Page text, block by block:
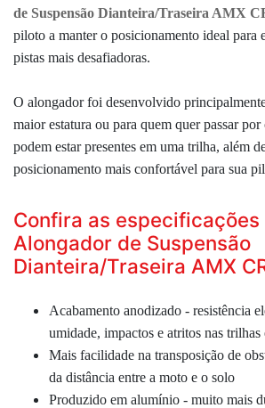
de Suspensão Dianteira/Traseira AMX
piloto a manter o posicionamento ideal para
pistas mais desafiadoras.
O alongador foi desenvolvido
maior estatura ou para quem quer passar por
podem estar presentes em uma trilha, além
posicionamento mais confortável para sua
Confira as especificações
Alongador de Suspensão
Dianteira/Traseira AMX
Acabamento anodizado - resistência
umidade, impactos e atritos nas trilhas
Mais facilidade na transposição de
da distância entre a moto e o solo
Produzido em alumínio - muito mais